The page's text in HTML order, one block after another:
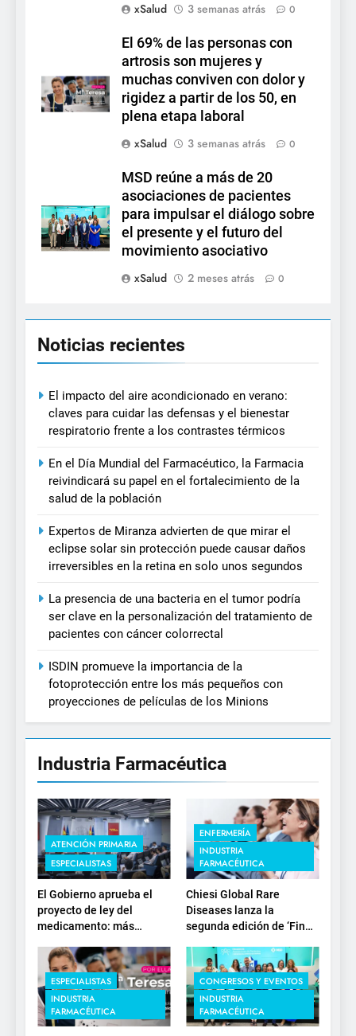
xSalud
3 semanas atrás 0
El 69% de las personas con
artrosis son mujeres y
muchas conviven con dolor y
rigidez a partir de los 50, en
plena etapa laboral
xSalud
3 semanas atrás 0
MSD reúne a más de 20
asociaciones de pacientes
para impulsar el diálogo sobre
el presente y el futuro del
movimiento asociativo
xSalud
2 meses atrás 0
Noticias recientes
El impacto del aire acondicionado en verano:
claves para cuidar las defensas y el bienestar
respiratorio frente a los contrastes térmicos
En el Día Mundial del Farmacéutico, la Farmacia
reivindicará su papel en el fortalecimiento de la
salud de la población
Expertos de Miranza advierten de que mirar el
eclipse solar sin protección puede causar daños
irreversibles en la retina en solo unos segundos
La presencia de una bacteria en el tumor podría
ser clave en la personalización del tratamiento de
pacientes con cáncer colorrectal
ISDIN promueve la importancia de la
fotoprotección entre los más pequeños con
proyecciones de películas de los Minions
Industria Farmacéutica
ATENCIÓN PRIMARIA
ESPECIALISTAS
El Gobierno aprueba el
proyecto de ley del
medicamento: más
estratégica y
modernización para el
SNS
ENFERMERÍA
INDUSTRIA
FARMACÉUTICA
Chiesi Global Rare
Diseases lanza la
segunda edición de ‘Find
investigación en
enfermedades de
depósito lisosomal
ESPECIALISTAS
INDUSTRIA
FARMACÉUTICA
CONGRESOS Y EVENTOS
INDUSTRIA
FARMACÉUTICA